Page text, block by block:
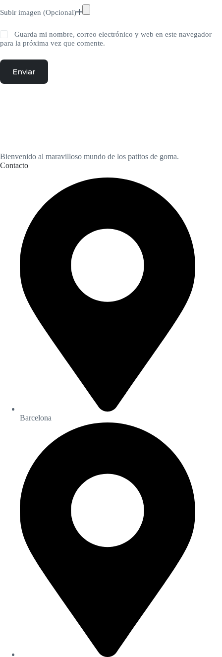
Subir imagen (Opcional)
Guarda mi nombre, correo electrónico y web en este navegador
para la próxima vez que comente.
Enviar
Bienvenido al maravilloso mundo de los patitos de goma.
Contacto
Barcelona